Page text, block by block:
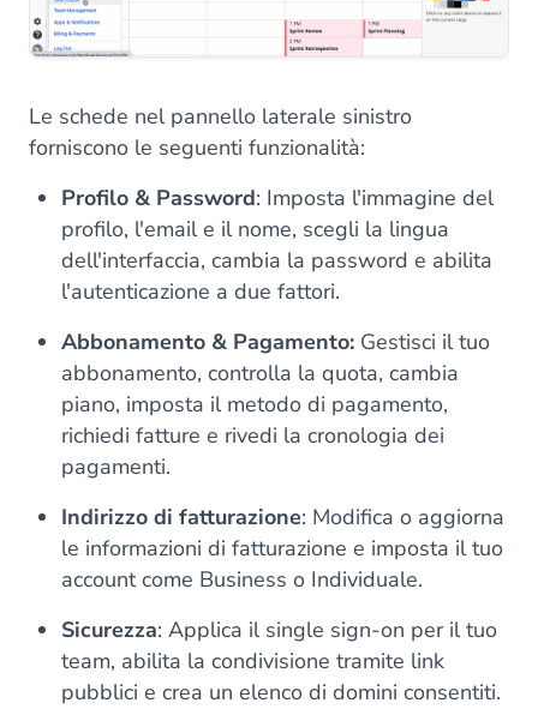
Le schede nel pannello laterale sinistro
forniscono le seguenti funzionalità:
Profilo & Password: Imposta l'immagine del
profilo, l'email e il nome, scegli la lingua
dell'interfaccia, cambia la password e abilita
l'autenticazione a due fattori.
Abbonamento & Pagamento: Gestisci il tuo
abbonamento, controlla la quota, cambia
piano, imposta il metodo di pagamento,
richiedi fatture e rivedi la cronologia dei
pagamenti.
Indirizzo di fatturazione: Modifica o aggiorna
le informazioni di fatturazione e imposta il tuo
account come Business o Individuale.
Sicurezza: Applica il single sign-on per il tuo
team, abilita la condivisione tramite link
pubblici e crea un elenco di domini consentiti.